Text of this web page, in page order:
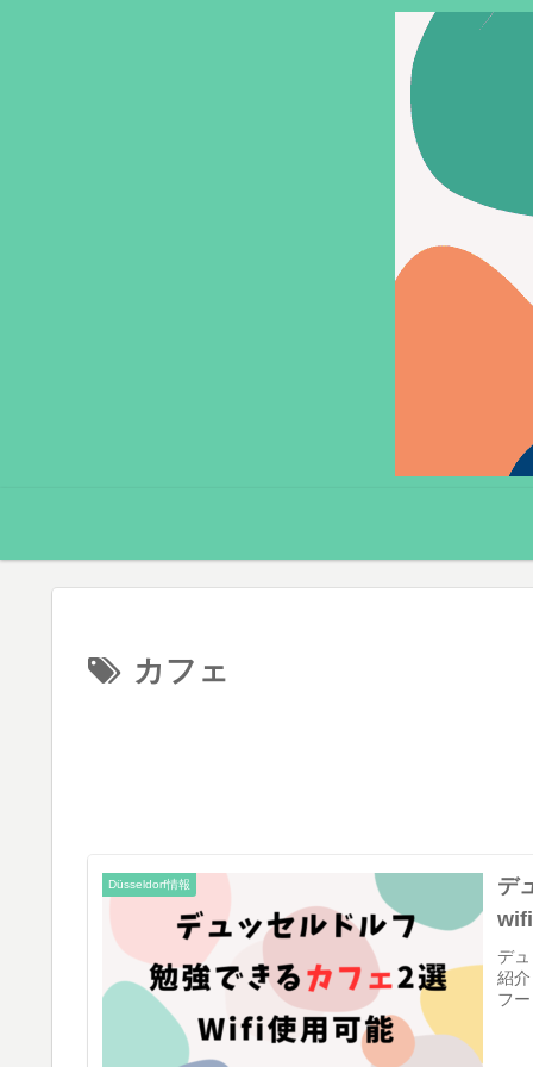
カフェ
Düsseldorf情報
デ
デ
紹
フ